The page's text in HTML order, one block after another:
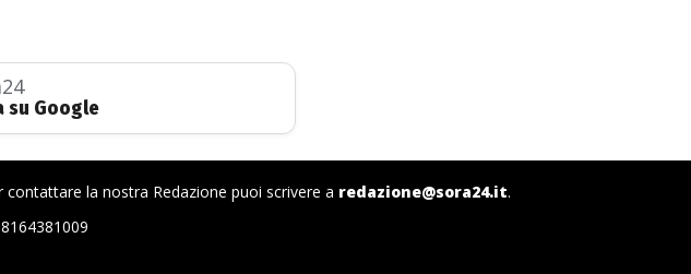
su Google
la nostra Redazione puoi scrivere a redazione@sora24.it.